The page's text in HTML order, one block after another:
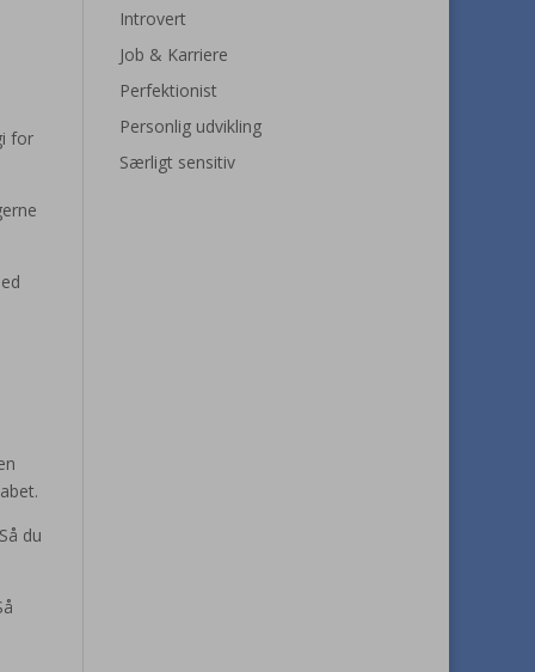
for
du
Introvert
Job & Karriere
Perfektionist
Personlig udvikling
Særligt sensitiv